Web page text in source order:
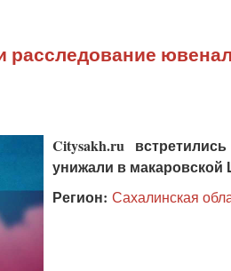
Citysakh.ru
унижали в макаровской
Регион: Сахалинская